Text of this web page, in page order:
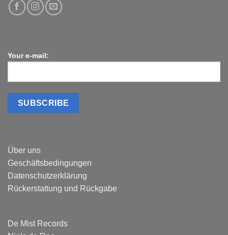
Your e-mail:
Über uns
Geschäftsbedingungen
Datenschutzerklärung
Rückerstattung und Rückgabe
De Mist Records